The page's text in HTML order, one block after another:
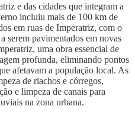
e das cidades que integram a
incluiu mais de 100 km de
em ruas de Imperatriz, com o
serem pavimentados em novas
uma obra essencial de
profunda, eliminando pontos
afetavam a população local. As
de riachos e córregos,
e limpeza de canais para
na zona urbana.